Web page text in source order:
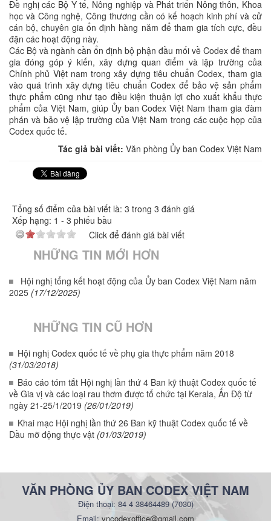
Đề nghị các Bộ Y tế, Nông nghiệp và Phát triển Nông thôn, Khoa
học và Công nghệ, Công thương cần có kế hoạch kinh phí và cử
cán bộ, chuyên gia ổn định hàng năm để tham gia tích cực, đều
đặn các hoạt động này.
Các Bộ và ngành cần ổn định bộ phận đầu mối về Codex để tham
gia đóng góp ý kiến, xây dựng quan điểm và lập trường của
Chính phủ Việt nam trong xây dựng tiêu chuẩn Codex, tham gia
vào quá trình xây dựng tiêu chuẩn Codex để bảo vệ sản phẩm
thực phẩm cũng như tạo điều kiện thuận lợi cho xuất khẩu thực
phẩm của Việt Nam, giúp Ủy ban Codex Việt Nam tham gia đàm
phán và bảo vệ lập trường của Việt Nam trong các cuộc họp của
Codex quốc tế.
Tác giả bài viết: Văn phòng Ủy ban Codex Việt Nam
Tổng số điểm của bài viết là: 3 trong 3 đánh giá
Xếp hạng: 1 - 3 phiếu bầu
Click để đánh giá bài viết
NHỮNG TIN MỚI HƠN
Hội nghị tổng kết hoạt động của Ủy ban Codex Việt Nam năm
2025 (17/12/2025)
NHỮNG TIN CŨ HƠN
Hội nghị Codex quốc tế về phụ gia thực phẩm năm 2018
(31/03/2018)
Báo cáo tóm tắt Hội nghị lần thứ 4 Ban kỹ thuật Codex quốc tế
về Gia vị và các loại rau thơm được tổ chức tại Kerala, Ấn Độ từ
ngày 21-25/1/2019 (26/01/2019)
Khai mạc Hội nghị lần thứ 26 Ban kỹ thuật Codex quốc tế về
Dầu mỡ động thực vật (01/03/2019)
VĂN PHÒNG ỦY BAN CODEX VIỆT NAM
Điện thoại: 84 4 38464489 (7030)
Email: vncodexoffice@gmail.com